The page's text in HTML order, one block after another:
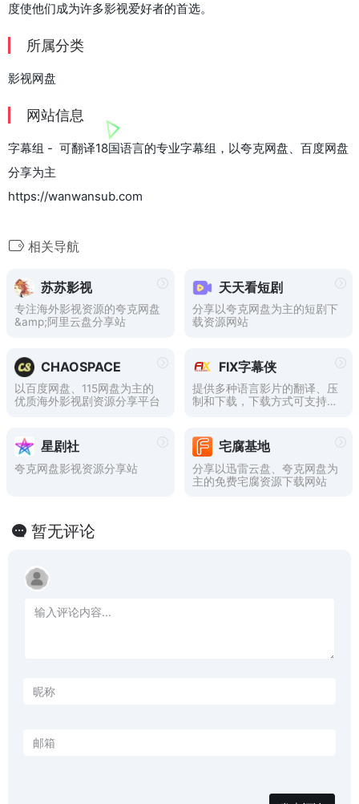
度使他们成为许多影视爱好者的首选。
所属分类
影视网盘
网站信息
字幕组 - 可翻译18国语言的专业字幕组，以夸克网盘、百度网盘
分享为主
https://wanwansub.com
相关导航
苏苏影视
专注海外影视资源的夸克网盘
&amp;阿里云盘分享站
天天看短剧
分享以夸克网盘为主的短剧下
载资源网站
CHAOSPACE
以百度网盘、115网盘为主的
优质海外影视剧资源分享平台
FIX字幕侠
提供多种语言影片的翻译、压
制和下载，下载方式可支持多
星剧社
夸克网盘影视资源分享站
宅腐基地
分享以迅雷云盘、夸克网盘为
主的免费宅腐资源下载网站
暂无评论